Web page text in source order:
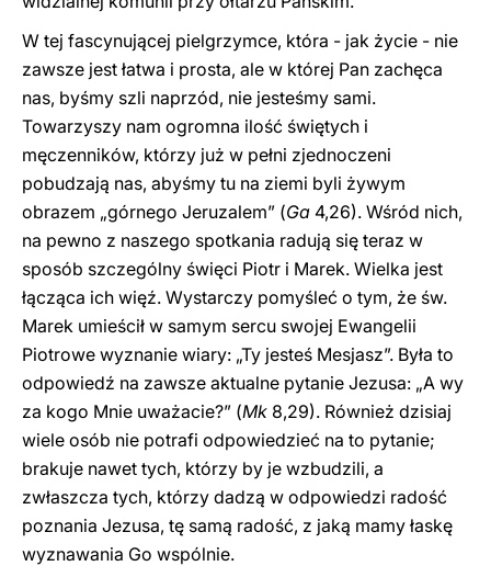
W tej fascynującej pielgrzymce, która - jak życie - nie
zawsze jest łatwa i prosta, ale w której Pan zachęca
nas, byśmy szli naprzód, nie jesteśmy sami.
Towarzyszy nam ogromna ilość świętych i
męczenników, którzy już w pełni zjednoczeni
pobudzają nas, abyśmy tu na ziemi byli żywym
obrazem „górnego Jeruzalem” (Ga 4,26). Wśród nich,
na pewno z naszego spotkania radują się teraz w
sposób szczególny święci Piotr i Marek. Wielka jest
łącząca ich więź. Wystarczy pomyśleć o tym, że św.
Marek umieścił w samym sercu swojej Ewangelii
Piotrowe wyznanie wiary: „Ty jesteś Mesjasz”. Była to
odpowiedź na zawsze aktualne pytanie Jezusa: „A wy
za kogo Mnie uważacie?” (Mk 8,29). Również dzisiaj
wiele osób nie potrafi odpowiedzieć na to pytanie;
brakuje nawet tych, którzy by je wzbudzili, a
zwłaszcza tych, którzy dadzą w odpowiedzi radość
poznania Jezusa, tę samą radość, z jaką mamy łaskę
wyznawania Go wspólnie.